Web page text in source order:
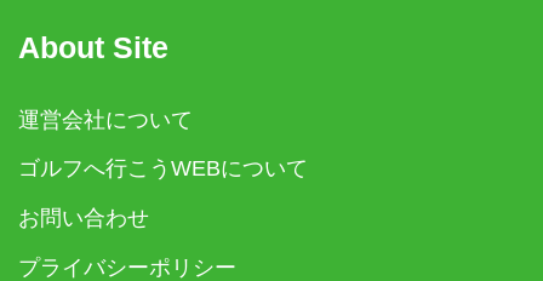
About Site
運営会社について
ゴルフへ行こうWEBについて
お問い合わせ
プライバシーポリシー